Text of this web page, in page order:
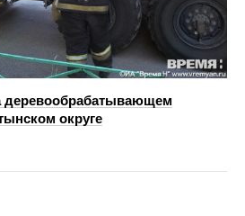
деревообрабатывающем
округе